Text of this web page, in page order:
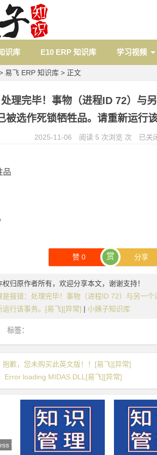
识库 E10 ERP 知识库 学习视频
易飞 ERP 知识库 > 正文
理完毕！事物（进程ID 72）与
被选作死锁牺牲品。请重新运行
2025-11-06 阅读 5 次浏览 次 已关
赞 0 赏 分享
权归原作者所有，欢迎分享本文，谢谢支持！
是报错：处理完毕！事物（进程ID 72）与另一
行该事务。[易飞][异常] | 小姨子知识库
标签：
抱歉，您未购买此英文版！！[易飞][异常]
Error loading MIDAS.DLL[易飞][异常]
violat